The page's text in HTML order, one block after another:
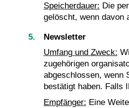
Speicherdauer: Die
gelöscht, wenn davon
Newsletter
Umfang und Zweck:
zugehörigen
abgeschlossen, wenn
bestätigt haben. Falls
Empfänger: Eine